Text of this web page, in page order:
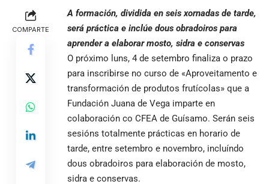
COMPARTE
A formación, dividida en seis xornadas de tarde,
será práctica e inclúe dous obradoiros para
aprender a elaborar mosto, sidra e conservas
O próximo luns, 4 de setembro finaliza o prazo
para inscribirse no curso de «Aproveitamento e
transformación de produtos frutícolas» que a
Fundación Juana de Vega imparte en
colaboración co CFEA de Guísamo. Serán seis
sesións totalmente prácticas en horario de
tarde, entre setembro e novembro, incluíndo
dous obradoiros para elaboración de mosto,
sidra e conservas.